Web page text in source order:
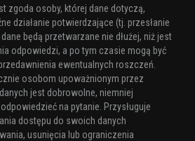
zgoda osoby, której dane dotyczą,
działanie potwierdzające (tj. przesłanie
będą przetwarzane nie dłużej, niż jest
odpowiedzi, a po tym czasie mogą być
ewentualnych roszczeń.
osobom upoważnionym przez
jest dobrowolne, niemniej
na pytanie. Przysługuje
dostępu do swoich danych
usunięcia lub ograniczenia